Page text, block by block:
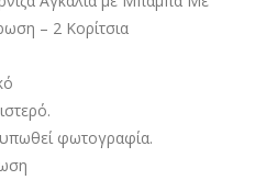
– 2 Κορίτσια
φωτογραφία.